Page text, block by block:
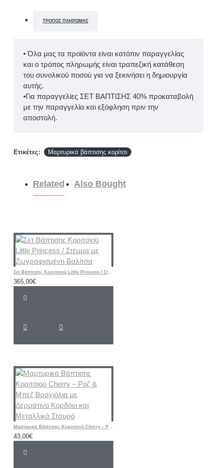
ΤΡΌΠΟΣ ΠΛΗΡΩΜΉΣ
• Όλα μας τα προϊόντα είναι κατόπιν παραγγελίας
και ο τρόπος πληρωμής είναι τραπεζική κατάθεση
του συνολικού ποσού για να ξεκινήσει η δημιουργία
αυτής.
•Για παραγγελίες ΣΕΤ ΒΑΠΤΙΣΗΣ 40% προκαταβολή
με την παραγγελία και εξόφληση πριν την
αποστολή.
Ετικέτες: Μαρτυρικά βάπτισης κορίτσι
Related Also Bought
Σετ Βάπτισης Κοριτσιού Little Princess / Στέμμα με Ζωγραφισμένη Βαλίτσα
365,00€
Μαρτυρικά Βάπτισης Κοριτσιού Cherry – Ροζ & Μπεζ Βραχιόλια με Δερμάτινο Κορδόνι και Μεταλλικό Σταυρό
43,00€